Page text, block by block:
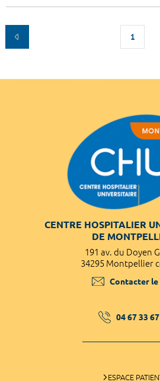
1
CENTRE HOSPITALIER
DE
191 av. du Doyen
34295 Montpellier
Contacter le
04 67 33
ESPACE